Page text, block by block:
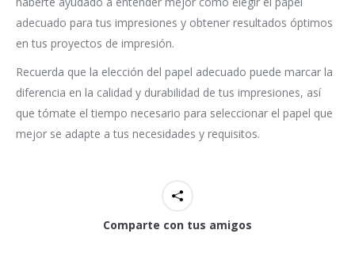
adecuado para tus impresiones y obtener resultados óptimos
en tus proyectos de impresión.
Recuerda que la elección del papel adecuado puede marcar la
diferencia en la calidad y durabilidad de tus impresiones, así
que tómate el tiempo necesario para seleccionar el papel que
mejor se adapte a tus necesidades y requisitos.
Comparte con tus amigos